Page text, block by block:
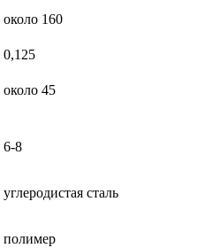
около 160
0,125
около 45
6-8
углеродистая сталь
полимер